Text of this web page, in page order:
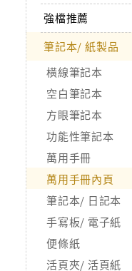
強檔推薦
筆記本/ 紙製品
橫線筆記本
空白筆記本
方眼筆記本
功能性筆記本
萬用手冊
萬用手冊內頁
筆記本/ 日記本
手寫板/ 電子紙
便條紙
活頁夾/ 活頁紙